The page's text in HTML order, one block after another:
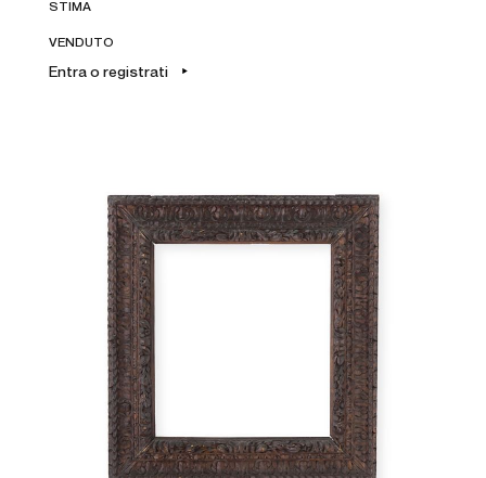
STIMA
VENDUTO
Entra o registrati